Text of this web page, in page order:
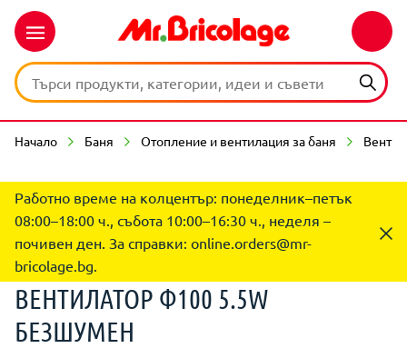
Начало Баня Отопление и вентилация за баня
Работно време на колцентър: понеделник–петък
08:00–18:00 ч., събота 10:00–16:30 ч., неделя –
почивен ден. За справки: online.orders@mr-
bricolage.bg.
ВЕНТИЛАТОР Ф100 5.5W
БЕЗШУМЕН